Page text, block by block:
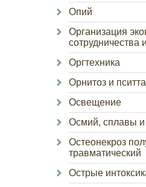
Опий
Организация
сотрудничества
Оргтехника
Орнитоз и
Освещение
Осмий, сплавы и
Остеонекроз
травматический
Острые